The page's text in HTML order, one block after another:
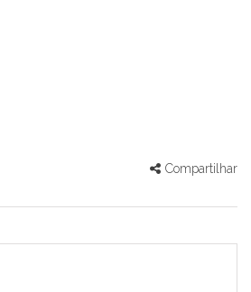
Compartilhar